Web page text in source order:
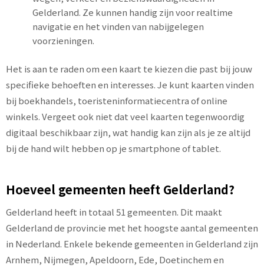
Gelderland. Ze kunnen handig zijn voor realtime
navigatie en het vinden van nabijgelegen
voorzieningen.
Het is aan te raden om een kaart te kiezen die past bij jouw
specifieke behoeften en interesses. Je kunt kaarten vinden
bij boekhandels, toeristeninformatiecentra of online
winkels. Vergeet ook niet dat veel kaarten tegenwoordig
digitaal beschikbaar zijn, wat handig kan zijn als je ze altijd
bij de hand wilt hebben op je smartphone of tablet.
Hoeveel gemeenten heeft Gelderland?
Gelderland heeft in totaal 51 gemeenten. Dit maakt
Gelderland de provincie met het hoogste aantal gemeenten
in Nederland. Enkele bekende gemeenten in Gelderland zijn
Arnhem, Nijmegen, Apeldoorn, Ede, Doetinchem en